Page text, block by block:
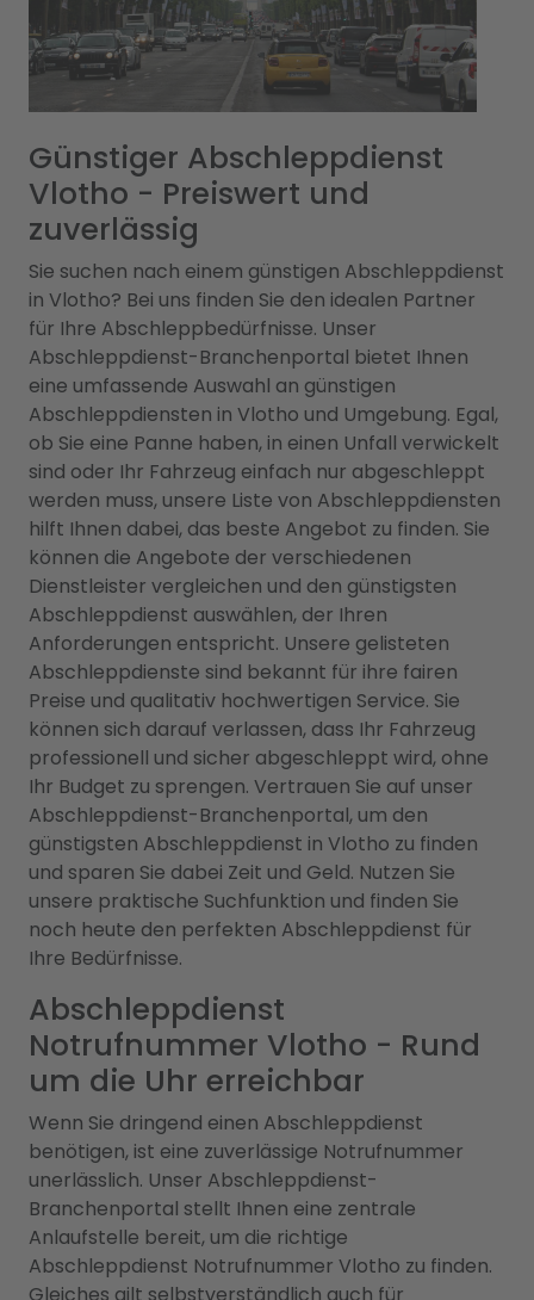
Günstiger Abschleppdienst
Vlotho - Preiswert und
zuverlässig
Sie suchen nach einem günstigen Abschleppdienst
in Vlotho? Bei uns finden Sie den idealen Partner
für Ihre Abschleppbedürfnisse. Unser
Abschleppdienst-Branchenportal bietet Ihnen
eine umfassende Auswahl an günstigen
Abschleppdiensten in Vlotho und Umgebung. Egal,
ob Sie eine Panne haben, in einen Unfall verwickelt
sind oder Ihr Fahrzeug einfach nur abgeschleppt
werden muss, unsere Liste von Abschleppdiensten
hilft Ihnen dabei, das beste Angebot zu finden. Sie
können die Angebote der verschiedenen
Dienstleister vergleichen und den günstigsten
Abschleppdienst auswählen, der Ihren
Anforderungen entspricht. Unsere gelisteten
Abschleppdienste sind bekannt für ihre fairen
Preise und qualitativ hochwertigen Service. Sie
können sich darauf verlassen, dass Ihr Fahrzeug
professionell und sicher abgeschleppt wird, ohne
Ihr Budget zu sprengen. Vertrauen Sie auf unser
Abschleppdienst-Branchenportal, um den
günstigsten Abschleppdienst in Vlotho zu finden
und sparen Sie dabei Zeit und Geld. Nutzen Sie
unsere praktische Suchfunktion und finden Sie
noch heute den perfekten Abschleppdienst für
Ihre Bedürfnisse.
Abschleppdienst
Notrufnummer Vlotho - Rund
um die Uhr erreichbar
Wenn Sie dringend einen Abschleppdienst
benötigen, ist eine zuverlässige Notrufnummer
unerlässlich. Unser Abschleppdienst-
Branchenportal stellt Ihnen eine zentrale
Anlaufstelle bereit, um die richtige
Abschleppdienst Notrufnummer Vlotho zu finden.
Gleiches gilt selbstverständlich auch für